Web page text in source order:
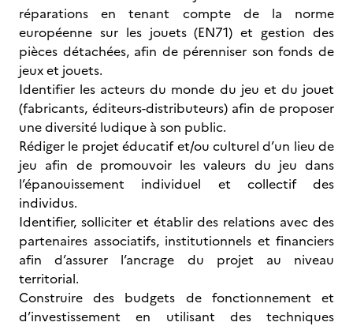
réparations en tenant compte de la norme
européenne sur les jouets (EN71) et gestion des
pièces détachées, afin de pérenniser son fonds de
jeux et jouets.
Identifier les acteurs du monde du jeu et du jouet
(fabricants, éditeurs-distributeurs) afin de proposer
une diversité ludique à son public.
Rédiger le projet éducatif et/ou culturel d’un lieu de
jeu afin de promouvoir les valeurs du jeu dans
l’épanouissement individuel et collectif des
individus.
Identifier, solliciter et établir des relations avec des
partenaires associatifs, institutionnels et financiers
afin d’assurer l’ancrage du projet au niveau
territorial.
Construire des budgets de fonctionnement et
d’investissement en utilisant des techniques